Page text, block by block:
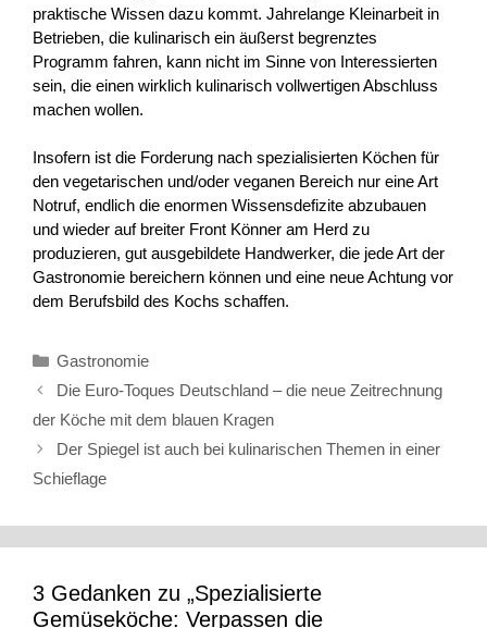
praktische Wissen dazu kommt. Jahrelange Kleinarbeit in
Betrieben, die kulinarisch ein äußerst begrenztes
Programm fahren, kann nicht im Sinne von Interessierten
sein, die einen wirklich kulinarisch vollwertigen Abschluss
machen wollen.
Insofern ist die Forderung nach spezialisierten Köchen für
den vegetarischen und/oder veganen Bereich nur eine Art
Notruf, endlich die enormen Wissensdefizite abzubauen
und wieder auf breiter Front Könner am Herd zu
produzieren, gut ausgebildete Handwerker, die jede Art der
Gastronomie bereichern können und eine neue Achtung vor
dem Berufsbild des Kochs schaffen.
Kategorien
Gastronomie
Die Euro-Toques Deutschland – die neue Zeitrechnung
der Köche mit dem blauen Kragen
Der Spiegel ist auch bei kulinarischen Themen in einer
Schieflage
3 Gedanken zu „Spezialisierte
Gemüseköche: Verpassen die